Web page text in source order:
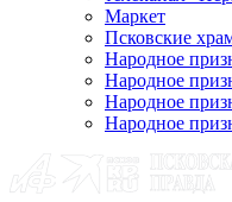
Маркет
Псковские
Народное
Народное
Народное
Народное